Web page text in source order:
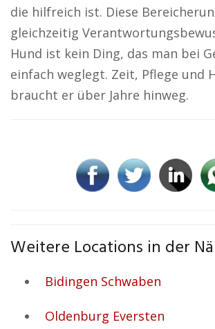
die hilfreich ist. Diese
gleichzeitig
Hund ist kein Ding, das man bei
einfach weglegt. Zeit, Pflege und
braucht er über Jahre hinweg.
Weitere Locations in der
Bidingen Schwaben
Oldenburg Eversten